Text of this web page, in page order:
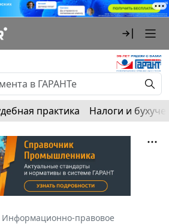
практика Налоги и
Информационно-правовое